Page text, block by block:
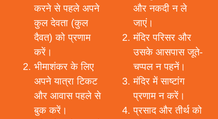
करने से पहले अपने
कुल देवता (कुल
दैवत) को प्रणाम
करें।
भीमाशंकर के लिए
अपने यात्रा टिकट
और आवास पहले से
बुक करें।
और नकदी न ले
जाएं।
मंदिर परिसर और
उसके आसपास जूते-
चप्पल न पहनें।
मंदिर में साष्टांग
प्रणाम न करें।
प्रसाद और तीर्थ को